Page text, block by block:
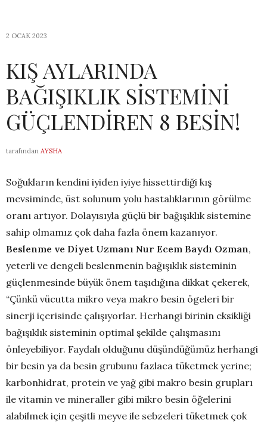
2 OCAK 2023
KIŞ AYLARINDA
BAĞIŞIKLIK SİSTEMİNİ
GÜÇLENDİREN 8 BESİN!
tarafından AYSHA
Soğukların kendini iyiden iyiye hissettirdiği kış
mevsiminde, üst solunum yolu hastalıklarının görülme
oranı artıyor. Dolayısıyla güçlü bir bağışıklık sistemine
sahip olmamız çok daha fazla önem kazanıyor.
Beslenme ve Diyet Uzmanı Nur Ecem Baydı Ozman,
yeterli ve dengeli beslenmenin bağışıklık sisteminin
güçlenmesinde büyük önem taşıdığına dikkat çekerek,
“Çünkü vücutta mikro veya makro besin ögeleri bir
sinerji içerisinde çalışıyorlar. Herhangi birinin eksikliği
bağışıklık sisteminin optimal şekilde çalışmasını
önleyebiliyor. Faydalı olduğunu düşündüğümüz herhangi
bir besin ya da besin grubunu fazlaca tüketmek yerine;
karbonhidrat, protein ve yağ gibi makro besin grupları
ile vitamin ve mineraller gibi mikro besin öğelerini
alabilmek için çeşitli meyve ile sebzeleri tüketmek çok